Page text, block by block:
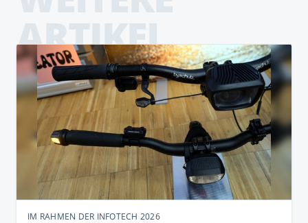
ARTIKEL
IM RAHMEN DER INFOTECH 2026